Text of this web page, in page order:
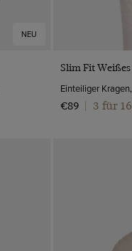
NEU
Slim Fit
Einteiliger
€89
3 für